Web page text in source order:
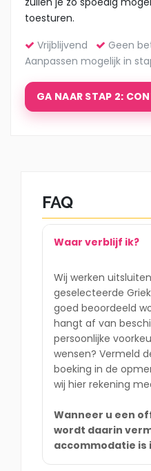
toesturen.
Vrijblijvend
Geen
Aanpassen mogelijk in
GA NAAR STAP 2:
FAQ
Waar verblijf ik?
Wij werken
geselecteerde
goed beoordeeld
hangt af van
persoonlijke
wensen? Vermeld
boeking in de
wij hier rekening
Wanneer u een
wordt daarin
accommodatie is